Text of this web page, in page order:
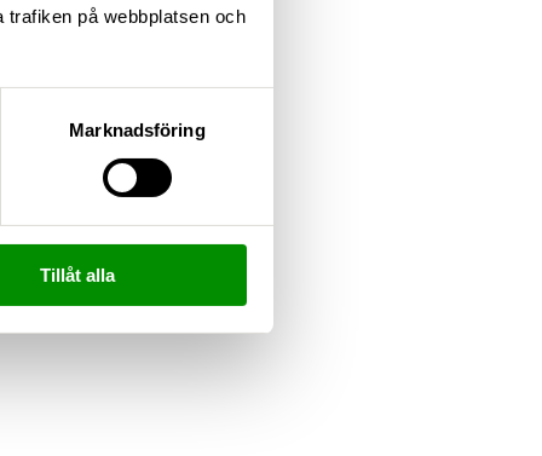
på webbplatsen och
Marknadsföring
Tillåt alla